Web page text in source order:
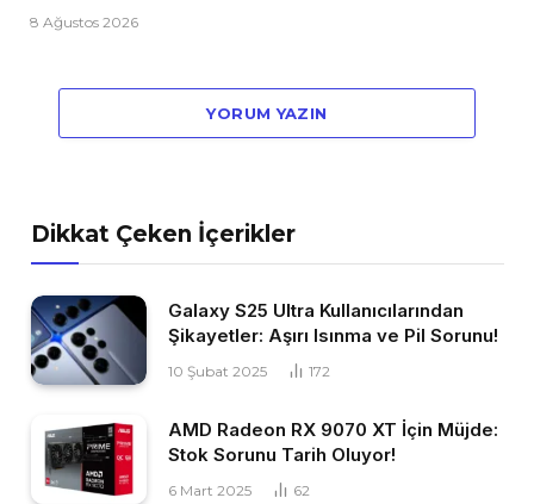
8 Ağustos 2026
YORUM YAZIN
Dikkat Çeken İçerikler
Galaxy S25 Ultra Kullanıcılarından
Şikayetler: Aşırı Isınma ve Pil Sorunu!
10 Şubat 2025 172
AMD Radeon RX 9070 XT İçin Müjde:
Stok Sorunu Tarih Oluyor!
6 Mart 2025 62